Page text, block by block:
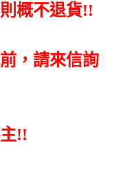
概不退貨!!
， 請來信詢
!!